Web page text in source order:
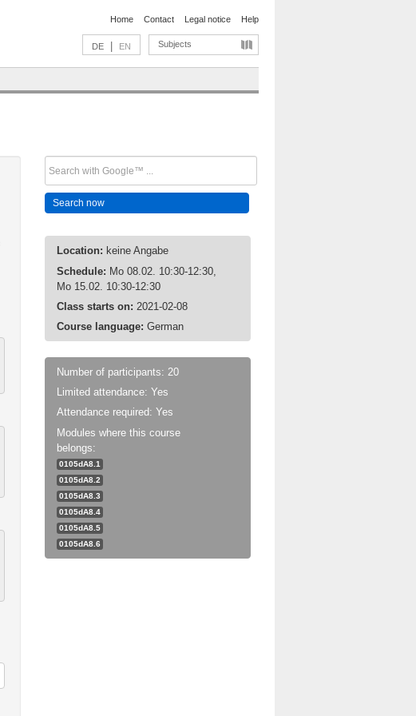
Home Contact Legal notice Help
DE EN Subjects
Location: keine Angabe
Schedule: Mo 08.02. 10:30-12:30,
Mo 15.02. 10:30-12:30
Class starts on: 2021-02-08
Course language: German
Number of participants: 20
Limited attendance: Yes
Attendance required: Yes
Modules where this course
belongs:
0105dA8.1
0105dA8.2
0105dA8.3
0105dA8.4
0105dA8.5
0105dA8.6